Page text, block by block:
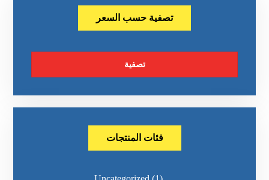
تصفية حسب السعر
تصفية
فئات المنتجات